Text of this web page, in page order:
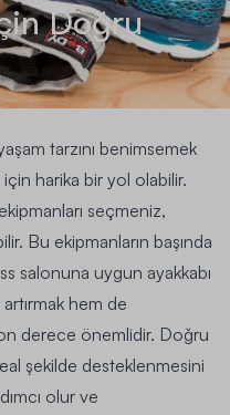
Doğru
tarzını benimsemek
harika bir yol olabilir.
seçmeniz,
Bu ekipmanların başında
salonuna uygun ayakkabı
hem de
derece önemlidir. Doğru
şekilde desteklenmesini
olur ve